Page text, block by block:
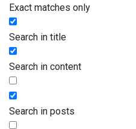
Exact matches only
Search in title
Search in content
Search in posts